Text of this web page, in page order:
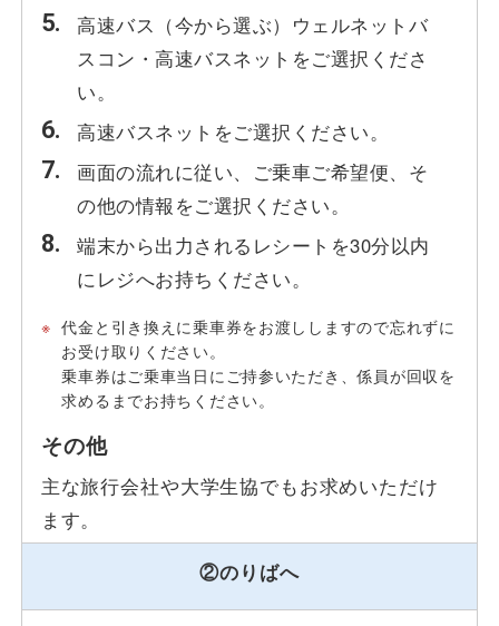
高速バス（今から選ぶ）ウェルネットバ
スコン・高速バスネットをご選択くださ
い。
高速バスネットをご選択ください。
画面の流れに従い、ご乗車ご希望便、そ
の他の情報をご選択ください。
端末から出力されるレシートを30分以内
にレジへお持ちください。
※ 代金と引き換えに乗車券をお渡ししますので忘れずに
お受け取りください。
乗車券はご乗車当日にご持参いただき、係員が回収を
求めるまでお持ちください。
その他
主な旅行会社や大学生協でもお求めいただけ
ます。
②のりばへ